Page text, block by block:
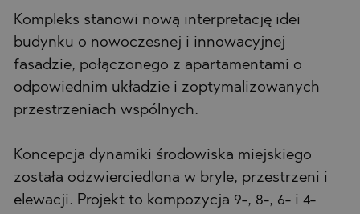
Kompleks stanowi nową interpretację idei
budynku o nowoczesnej i innowacyjnej
fasadzie, połączonego z apartamentami o
odpowiednim układzie i zoptymalizowanych
przestrzeniach wspólnych.
Koncepcja dynamiki środowiska miejskiego
została odzwierciedlona w bryle, przestrzeni i
elewacji. Projekt to kompozycja 9-, 8-, 6- i 4-